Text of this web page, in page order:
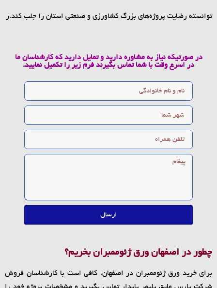
توانسته رضایت پروژه‌های بزرگ کشاورزی و صنعتی استان را جلب کند.ر
در صورتیکه نیاز به مشاوره دارید و تمایل دارید که کارشناسان ما
در اسرع وقت با شما تماس بگیرند فرم زیر را تکمیل نمایید.
ارسال
چطور در اصفهان ورق ژئوممبران بخریم؟
برای خرید ورق ژئوممبران در اصفهان، کافی است با کارشناسان فروش